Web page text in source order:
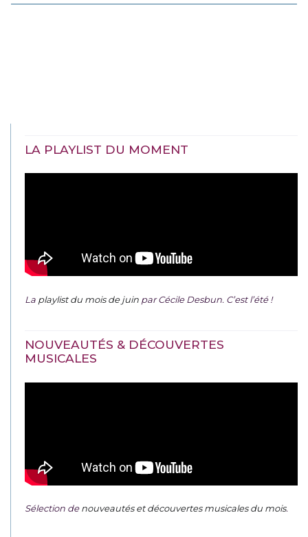
LA PLAYLIST DU MOMENT
La playlist du mois de juin par Cécile Desbun. C’est l’été !
NOUVEAUTÉS & DÉCOUVERTES
MUSICALES
Sélection denouveautés et découvertes musicales du mois.